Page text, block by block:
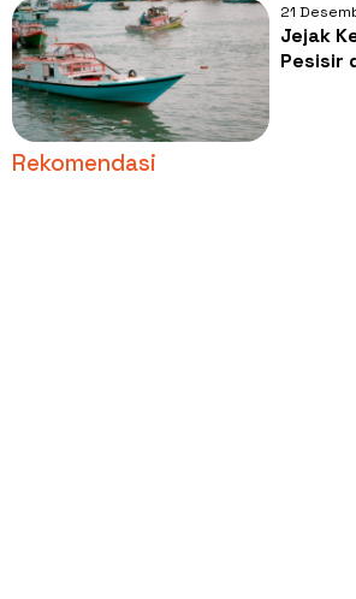
21
Jejak
Pesisir
Rekomendasi